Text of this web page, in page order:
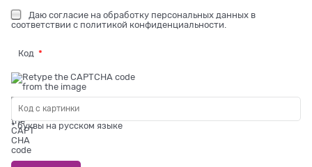
Даю согласие на обработку персональных данных в
соответствии с политикой конфиденциальности
Код
* буквы на русском языке